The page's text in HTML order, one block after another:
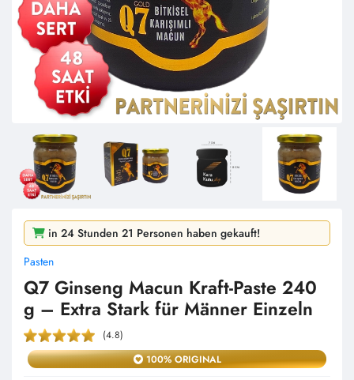
Auf Platz
in 24 Stunden 21 Personen haben gekauft!
in 2 Tagen 232 Personen haben angesehen!
Pasten
Q7 Ginseng Macun Kraft-Paste 240
g – Extra Stark für Männer Einzeln
(4.8)
100% ORIGINAL